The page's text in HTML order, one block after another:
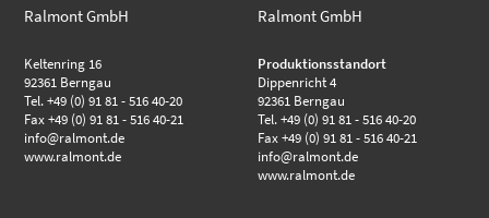
Ralmont GmbH
Keltenring 16
92361 Berngau
Tel. +49 (0) 91 81 - 516 40-20
Fax +49 (0) 91 81 - 516 40-21
info@ralmont.de
www.ralmont.de
Ralmont GmbH
Produktionsstandort
Dippenricht 4
92361 Berngau
Tel. +49 (0) 91 81 - 516 40-20
Fax +49 (0) 91 81 - 516 40-21
info@ralmont.de
www.ralmont.de